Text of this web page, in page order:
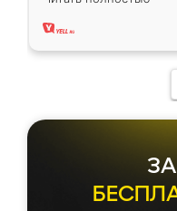
два года,